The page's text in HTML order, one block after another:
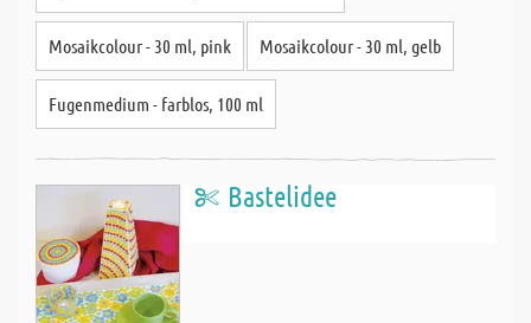
Mosaikcolour - 30 ml, pink Mosaikcolour - 30 ml, gelb
Fugenmedium - farblos, 100 ml
Bastelidee